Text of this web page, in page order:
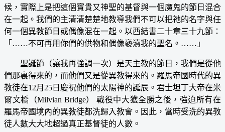
候，實際上是把這個寶貴又神聖的基督與一個魔鬼的節日混合
在一起。我們的主清清楚楚地教導我們不可以把祂的名字與任
何一個異教節日或偶像混在一起。以西結書二十章三十九節：
「……不可再用你們的供物和偶像褻瀆我的聖名。……」
聖誕節（讓我再強調一次）是天主教的節日，我們是從他
們那裏得來的，而他們又是從異教得來的。羅馬帝國時代的異
教徒在12月25日慶祝他們的太陽神的誕辰。君士坦丁大帝在米
爾文橋（Milvian Bridge） 戰役中大獲全勝之後，強迫所有在
羅馬帝國境內的異教徒都洗歸入教會。因此，當時受洗的異教
徒人數大大地超過真正基督徒的人數。